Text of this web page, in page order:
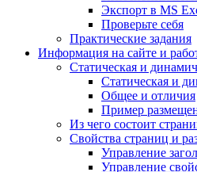
Экспорт в MS
Проверьте себя
Практические задания
Информация на сайте и
Статическая и
Статическая и
Общее и отличия
Пример
Из чего состоит
Свойства страниц и
Управление
Управление